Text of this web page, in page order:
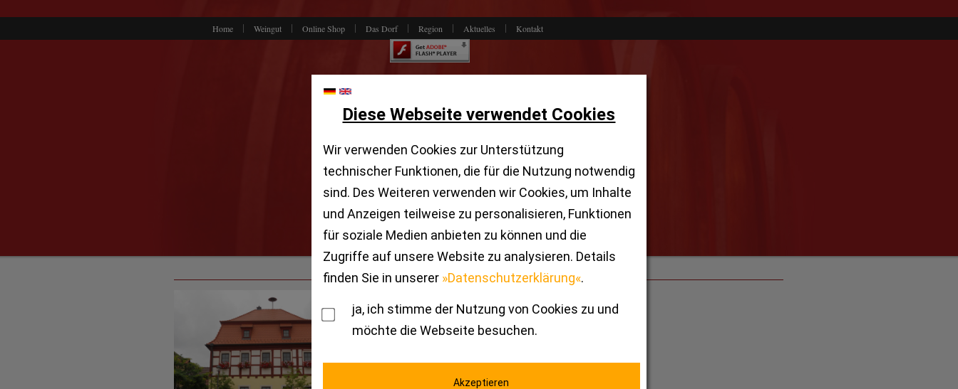
Home Weingut Online Shop Das Dorf Region Aktuelles Kontakt
Unser Dorf
Bild: Rathaus in der Ortsmitte
Diese Webseite verwendet Cookies
Wir verwenden Cookies zur Unterstützung
technischer Funktionen, die für die Nutzung notwendig
sind. Des Weiteren verwenden wir Cookies, um Inhalte
und Anzeigen teilweise zu personalisieren, Funktionen
für soziale Medien anbieten zu können und die
Zugriffe auf unsere Website zu analysieren. Details
finden Sie in unserer »Datenschutzerklärung«.
ja, ich stimme der Nutzung von Cookies zu und
möchte die Webseite besuchen.
Akzeptieren